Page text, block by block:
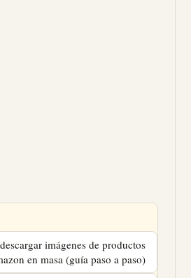
imágenes de productos
en masa (guía paso a paso)